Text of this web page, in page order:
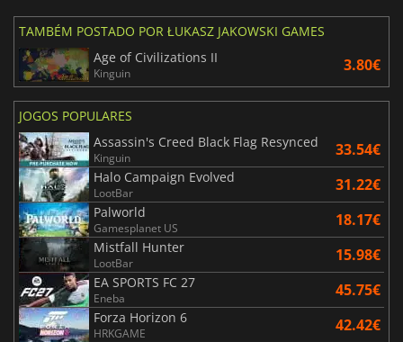
TAMBÉM POSTADO POR ŁUKASZ JAKOWSKI GAMES
Age of Civilizations II
Kinguin 3.80€
JOGOS POPULARES
Assassin's Creed Black Flag Resynced
Kinguin 33.54€
Halo Campaign Evolved
LootBar 31.22€
Palworld
Gamesplanet US 18.17€
Mistfall Hunter
LootBar 15.98€
EA SPORTS FC 27
Eneba 45.75€
Forza Horizon 6
HRKGAME 42.42€